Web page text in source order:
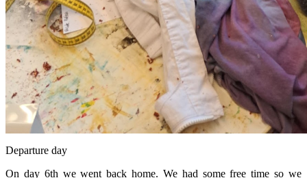
Departure day
On day 6th we went back home. We had some free time so we